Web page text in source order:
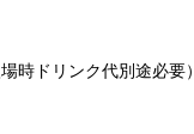
時ドリンク代別途必要）